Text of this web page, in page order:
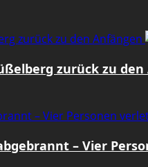
zurück zu den Anfängen
zurück zu den
– Vier Personen
– Vier